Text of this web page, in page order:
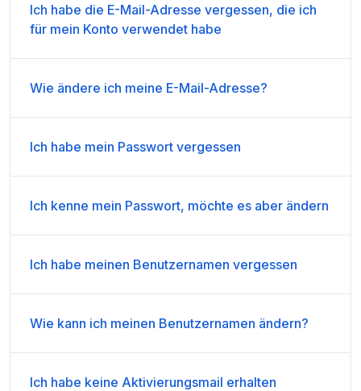
Ich habe die E-Mail-Adresse vergessen, die ich
für mein Konto verwendet habe
Wie ändere ich meine E-Mail-Adresse?
Ich habe mein Passwort vergessen
Ich kenne mein Passwort, möchte es aber ändern
Ich habe meinen Benutzernamen vergessen
Wie kann ich meinen Benutzernamen ändern?
Ich habe keine Aktivierungsmail erhalten